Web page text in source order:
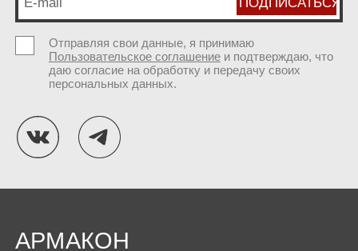
Отправляя свои данные, я принимаю
Пользовательское соглашениеи подтверждаю, что
даю согласие на обработку и передачу своих
персональных данных.
АРМАКОН